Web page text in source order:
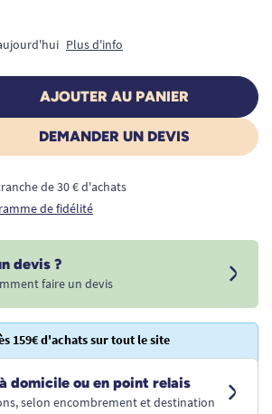
Plus d'info
AJOUTER AU PANIER
DEMANDER UN DEVIS
de 30 € d'achats
de fidélité
devis ?
faire un devis
159€ d'achats sur tout le site
domicile ou en point relais
selon encombrement et destination